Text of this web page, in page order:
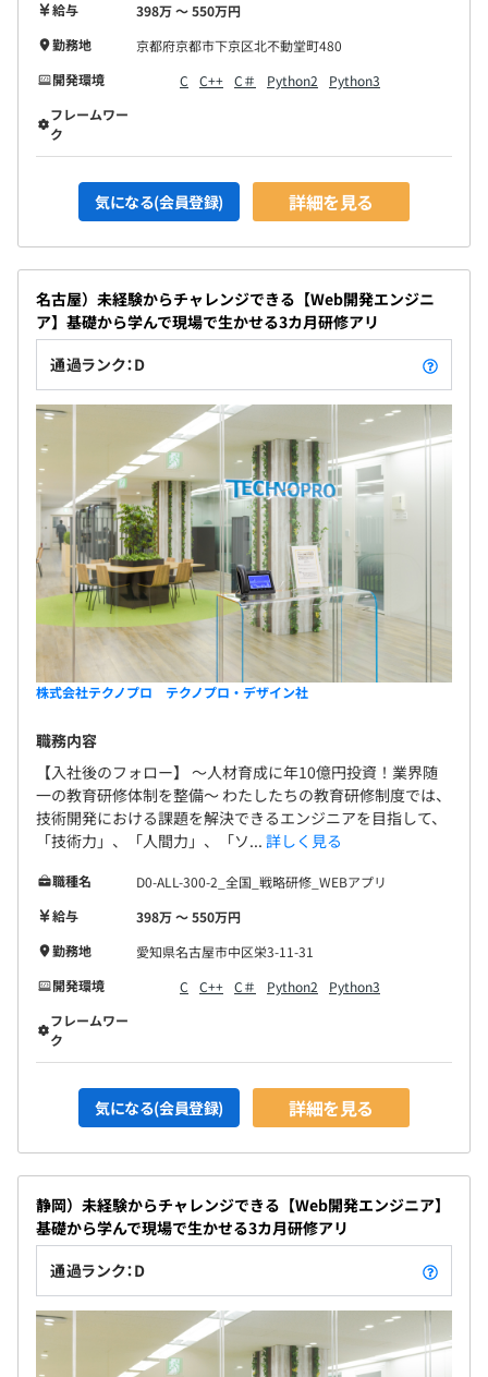
給与
398万 〜 550万円
勤務地
京都府京都市下京区北不動堂町480
開発環境
C C++ C＃ Python2
Python3
フレームワー
ク
気になる(会員登録) 詳細を見る
名古屋）未経験からチャレンジできる【Web開発エンジニ
ア】基礎から学んで現場で生かせる3カ月研修アリ
通過ランク：D
株式会社テクノプロ テクノプロ・デザイン社
職務内容
【入社後のフォロー】 〜人材育成に年10億円投資！業界随
一の教育研修体制を整備〜 わたしたちの教育研修制度では、
技術開発における課題を解決できるエンジニアを目指して、
「技術力」、「人間力」、「ソ... 詳しく見る
職種名
D0-ALL-300-2_全国_戦略研修_WEBアプリ
給与
398万 〜 550万円
勤務地
愛知県名古屋市中区栄3-11-31
開発環境
C C++ C＃ Python2
Python3
フレームワー
ク
気になる(会員登録) 詳細を見る
静岡）未経験からチャレンジできる【Web開発エンジニア】
基礎から学んで現場で生かせる3カ月研修アリ
通過ランク：D